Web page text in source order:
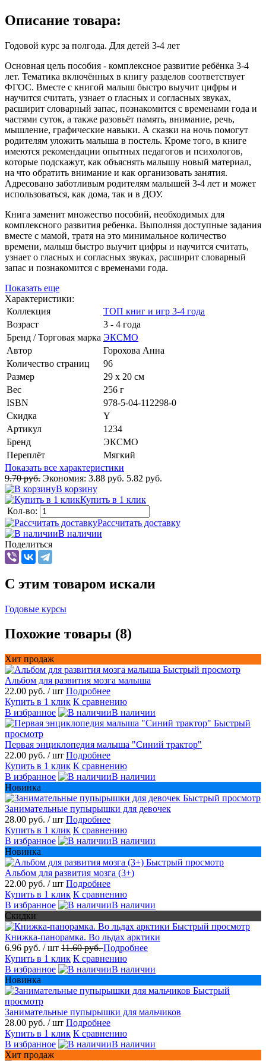
Описание товара:
Годовой курс за полгода. Для детей 3-4 лет
Основная цель пособия - комплексное развитие ребёнка 3-4
лет. Тематика включённых в книгу разделов соответствует
ФГОС. Вместе с книгой малыш быстро выучит цифры и
научится считать, узнает о гласных и согласных звуках,
расширит словарный запас, познакомится с временами года и
частями суток, а также разовьёт память, внимание, речь,
мышление, графические навыки. А сказки на ночь помогут
родителям уложить малыша в постель. Кроме того, в книге
имеются рекомендации опытных педагогов и психологов,
которые подскажут, как объяснять малышу новый материал,
на что обратить внимание и как организовать занятия.
Адресовано заботливым родителям малышей 3-4 лет и может
использоваться, как дома, так и в ДОУ.
Книга заменит множество пособий, необходимых для
комплексного развития ребенка. Выполняя доступные задания
вместе с мамой, тратя на это минимальное количество
времени, малыш быстро выучит цифры и научится считать,
узнает о гласных и согласных звуках, расширит словарный
запас и познакомится с временами года.
Показать еще
Характеристики:
Коллекция
ТОП книг и игр 3-4 года
Возраст
3 - 4 года
Бренд / Торговая марка ЭКСМО
Автор
Горохова Анна
Количество страниц
96
Размер
29 x 20 см
Вес
256 г
ISBN
978-5-04-112298-0
Скидка
Y
Артикул
1234
Бренд
ЭКСМО
Переплёт
Мягкий
Показать все характеристики
9.70 руб. Экономия: 3.88 руб. 5.82 руб.
В корзину
Купить в 1 клик
Кол-во:
Рассчитать доставку
В наличии
Поделиться
C этим товаром искали
Годовые курсы
Похожие товары (8)
Хит продаж
Быстрый просмотр
Альбом для развития мозга малыша
22.00 руб. / шт Подробнее
Купить в 1 клик К сравнению
В избранное
В наличии
Быстрый
просмотр
Первая энциклопедия малыша "Синий трактор"
22.00 руб. / шт Подробнее
Купить в 1 клик К сравнению
В избранное
В наличии
Новинка
Быстрый просмотр
Занимательные пупырышки для девочек
28.00 руб. / шт Подробнее
Купить в 1 клик К сравнению
В избранное
В наличии
Новинка
Быстрый просмотр
Альбом для развития мозга (3+)
22.00 руб. / шт Подробнее
Купить в 1 клик К сравнению
В избранное
В наличии
Скидки
Быстрый просмотр
Книжка-панорамка. Во льдах арктики
6.96 руб. / шт 11.60 руб.Подробнее
Купить в 1 клик К сравнению
В избранное
В наличии
Новинка
Быстрый
просмотр
Занимательные пупырышки для мальчиков
28.00 руб. / шт Подробнее
Купить в 1 клик К сравнению
В избранное
В наличии
Хит продаж